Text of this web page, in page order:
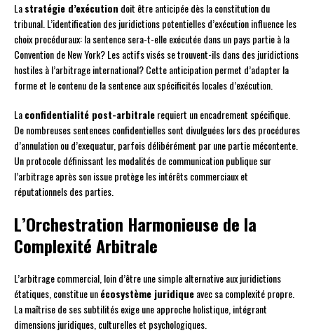
Lastratégie d’exécution doit être anticipée dès la constitution du
tribunal. L’identification des juridictions potentielles d’exécution influence les
choix procéduraux: la sentence sera-t-elle exécutée dans un pays partie à la
Convention de New York? Les actifs visés se trouvent-ils dans des juridictions
hostiles à l’arbitrage international? Cette anticipation permet d’adapter la
forme et le contenu de la sentence aux spécificités locales d’exécution.
Laconfidentialité post-arbitralerequiert un encadrement spécifique.
De nombreuses sentences confidentielles sont divulguées lors des procédures
d’annulation ou d’exequatur, parfois délibérément par une partie mécontente.
Un protocole définissant les modalités de communication publique sur
l’arbitrage après son issue protège les intérêts commerciaux et
réputationnels des parties.
L’Orchestration Harmonieuse de la
Complexité Arbitrale
L’arbitrage commercial, loin d’être une simple alternative aux juridictions
étatiques, constitue unécosystème juridiqueavec sa complexité propre.
La maîtrise de ses subtilités exige une approche holistique, intégrant
dimensions juridiques, culturelles et psychologiques.